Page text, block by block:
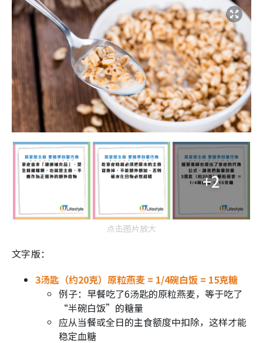
+2
点击图片放大
文字版：
3汤匙（约20克）原粒燕麦 = 1/4碗白饭 = 15克糖
例子：早餐吃了6汤匙的原粒燕麦，等于吃了
“半碗白饭”的糖量
应从当餐或全日的主食额度中扣除，这样才能
稳定血糖